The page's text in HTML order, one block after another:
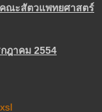
ณะสัตวแพทยศาสตร์
ฎาคม 2554